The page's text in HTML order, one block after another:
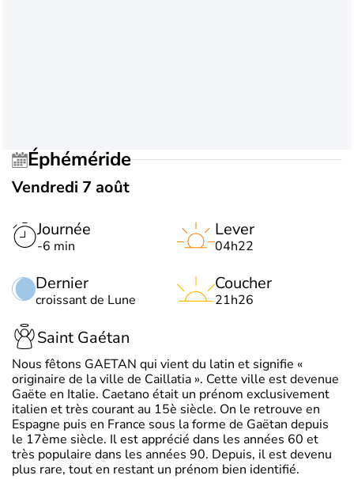
Éphéméride
Vendredi 7 août
Journée
-6 min
Dernier
croissant de Lune
Lever
04h22
Coucher
21h26
Saint Gaétan
Nous fêtons GAETAN qui vient du latin et signifie «
originaire de la ville de Caillatia ». Cette ville est devenue
Gaëte en Italie. Caetano était un prénom exclusivement
italien et très courant au 15è siècle. On le retrouve en
Espagne puis en France sous la forme de Gaëtan depuis
le 17ème siècle. Il est apprécié dans les années 60 et
très populaire dans les années 90. Depuis, il est devenu
plus rare, tout en restant un prénom bien identifié.